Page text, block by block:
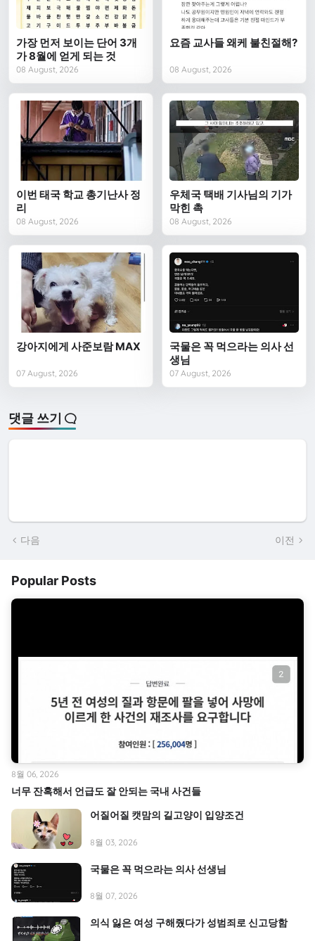
가장 먼저 보이는 단어 3개
가 8월에 얻게 되는 것
08 August, 2026
요즘 교사들 왜케 불친절해?
08 August, 2026
이번 태국 학교 총기난사 정
리
08 August, 2026
우체국 택배 기사님의 기가
막힌 촉
08 August, 2026
강아지에게 사준보람 MAX
07 August, 2026
국물은 꼭 먹으라는 의사 선
생님
07 August, 2026
댓글 쓰기
다음 이전
Popular Posts
너무 잔혹해서 언급도 잘 안되는 국내 사건들
8월 06, 2026
어질어질 캣맘의 길고양이 입양조건
8월 03, 2026
국물은 꼭 먹으라는 의사 선생님
8월 07, 2026
의식 잃은 여성 구해줬다가 성범죄로 신고당함